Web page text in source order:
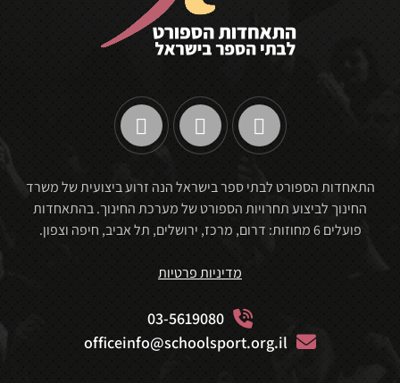
התאחדות הספורט לבתי ספר בישראל הנה זרוע ביצועית של משרד
החינוך לביצוע תחרויות הספורט של מערכת החינוך. בהתאחדות
פועלים 6 מחוזות: דרום, מרכז, ירושלים, תל אביב, חיפה וצפון.
מדיניות פרטיות
03-5619080
officeinfo@schoolsport.org.il